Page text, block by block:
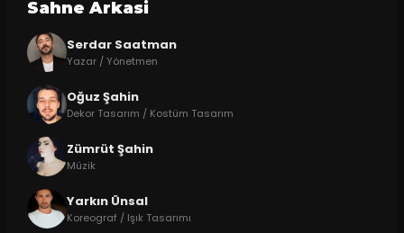
Sahne Arkasi
Serdar Saatman
Yazar / Yönetmen
Oğuz Şahin
Dekor Tasarım / Kostüm Tasarım
Zümrüt Şahin
Müzik
Yarkın Ünsal
Koreograf / Işık Tasarımı